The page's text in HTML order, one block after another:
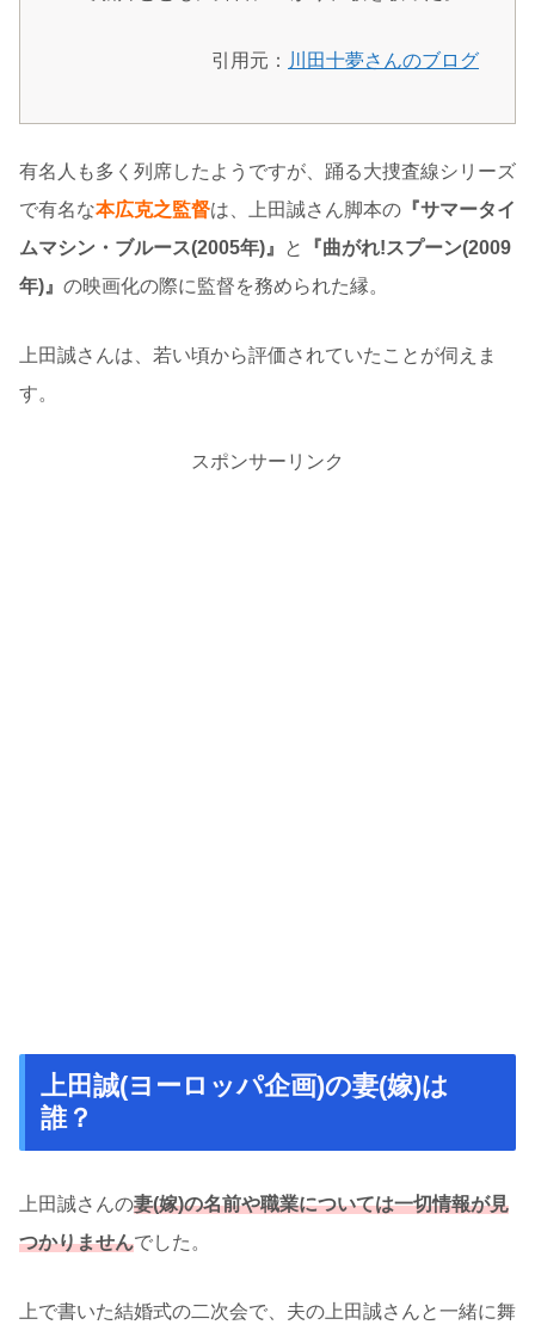
引用元： 川田十夢さんのブログ
有名人も多く列席したようですが、踊る大捜査線シリーズ
で有名な本広克之監督は、上田誠さん脚本の 『サマータイ
ムマシン・ブルース(2005年)』
と
『曲がれ!スプーン(2009
年)』 の映画化の際に監督を務められた縁。
上田誠さんは、若い頃から評価されていたことが伺えま
す。
スポンサーリンク
上田誠(ヨーロッパ企画)の妻(嫁)は
誰？
上田誠さんの妻(嫁)の名前や職業については一切情報が見
つかりませんでした。
上で書いた結婚式の二次会で、夫の上田誠さんと一緒に舞